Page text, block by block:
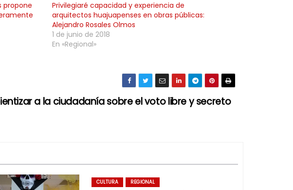
propone
Privilegiaré capacidad y experiencia de
arquitectos huajuapenses en obras públicas:
Alejandro Rosales Olmos
1 de junio de 2018
En «Regional»
a la ciudadanía sobre el voto libre y secreto
CULTURA REGIONAL